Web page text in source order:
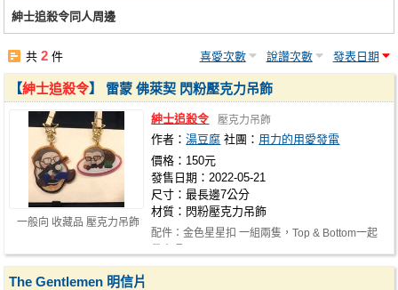
註冊會員
紳士追殺令同人周邊
共2 件 喜愛次數 說讚次數 發表日期
一般向 收藏品 壓克力吊飾
【紳士追殺令】 雷蒙 佛萊契 閃粉壓克力吊飾
紳士追殺令 壓克力吊飾
作者：湯豆腐 社團： 用力的用愛發電
價格：150元
發售日期：2022-05-21
尺寸：最長邊7公分
材質：閃粉壓克力吊飾
配件：金色星星扣 一組兩隻，Top & Bottom一起
The Gentlemen 明信片